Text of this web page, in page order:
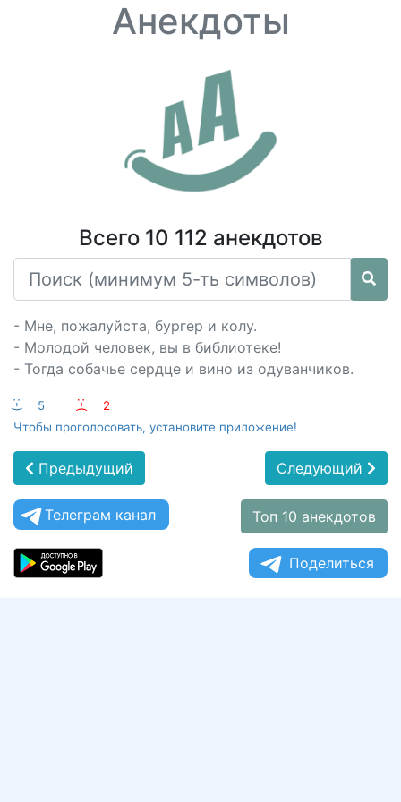
Анекдоты
Всего 10 112 анекдотов
- Мне, пожалуйста, бургер и колу.
- Молодой человек, вы в библиотеке!
- Тогда собачье сердце и вино из одуванчиков.
:-) 5 :-(
2
Чтобы проголосовать, установите приложение!
Предыдущий Следующий
Телеграм канал Топ 10 анекдотов
Поделиться